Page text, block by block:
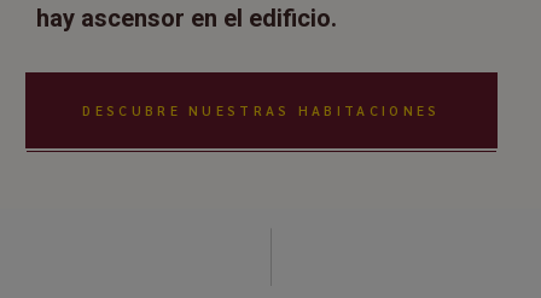
hay ascensor en el edificio.
DESCUBRE NUESTRAS HABITACIONES